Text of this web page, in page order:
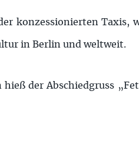
konzessionierten Taxis,
in Berlin und weltweit.
der Abschiedgruss